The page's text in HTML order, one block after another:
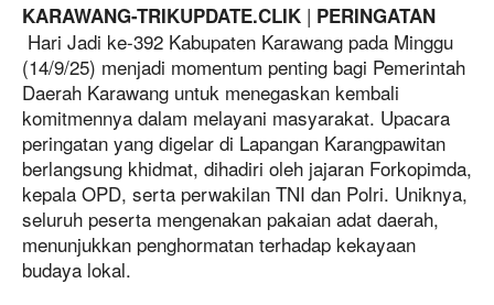
KARAWANG-TRIKUPDATE.CLIK | PERINGATAN
Hari Jadi ke-392 Kabupaten Karawang pada Minggu
(14/9/25) menjadi momentum penting bagi Pemerintah
Daerah Karawang untuk menegaskan kembali
komitmennya dalam melayani masyarakat. Upacara
peringatan yang digelar di Lapangan Karangpawitan
berlangsung khidmat, dihadiri oleh jajaran Forkopimda,
kepala OPD, serta perwakilan TNI dan Polri. Uniknya,
seluruh peserta mengenakan pakaian adat daerah,
menunjukkan penghormatan terhadap kekayaan
budaya lokal.